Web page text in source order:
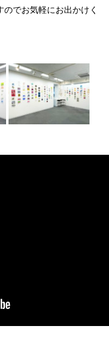
でお気軽にお出かけく